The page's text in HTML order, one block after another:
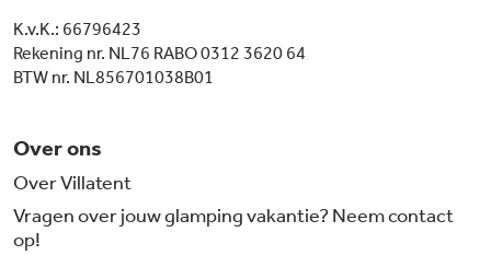
K.v.K.: 66796423
Rekening nr. NL76 RABO 0312 3620 64
BTW nr. NL856701038B01
Over ons
Over Villatent
Vragen over jouw glamping vakantie? Neem contact
op!